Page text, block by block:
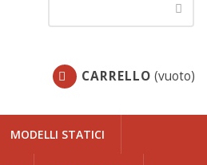
CARRELLO (vuoto)
MODELLI STATICI